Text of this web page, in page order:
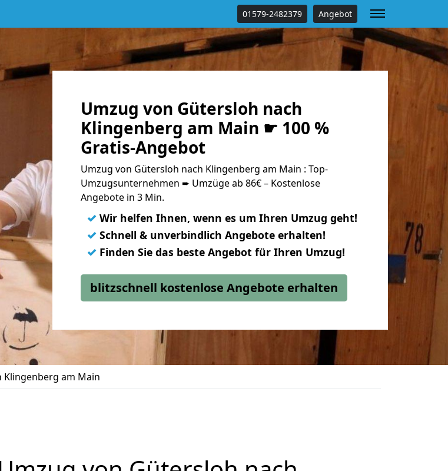
01579-2482379 Angebot
Umzug von Gütersloh nach
Klingenberg am Main ☛ 100 %
Gratis-Angebot
Umzug von Gütersloh nach Klingenberg am Main : Top-
Umzugsunternehmen ➨ Umzüge ab 86€ – Kostenlose
Angebote in 3 Min.
✓ Wir helfen Ihnen, wenn es um Ihren Umzug geht!
✓ Schnell & unverbindlich Angebote erhalten!
✓ Finden Sie das beste Angebot für Ihren Umzug!
blitzschnell kostenlose Angebote erhalten
Klingenberg am Main